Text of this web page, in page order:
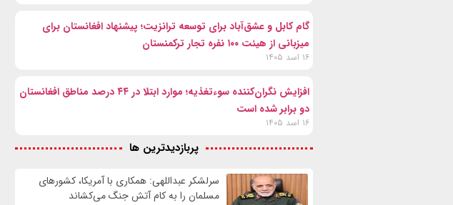
گام کابل و عشق‌آباد برای توسعه ترانزیت؛ پیشنهاد افغانستان برای
میزبانی از هیئت ۱۰۰ نفره تجار ترکمنستان
۱۶ اسد ۱۴۰۵
افزایش نگران‌کننده سوءتغذیه؛ موارد ابتلا در ۴۴ درصد مناطق افغانستان
دو برابر شده است
۱۶ اسد ۱۴۰۵
پربازدیدترین ها
سرلشکر عبداللهی: همکاری با آمریکا، کشورهای
مسلمان را به کام آتش جنگ می‌کشاند